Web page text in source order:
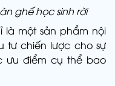
ghế học sinh rời
là một sản phẩm nội
tư chiến lược cho sự
ưu điểm cụ thể bao